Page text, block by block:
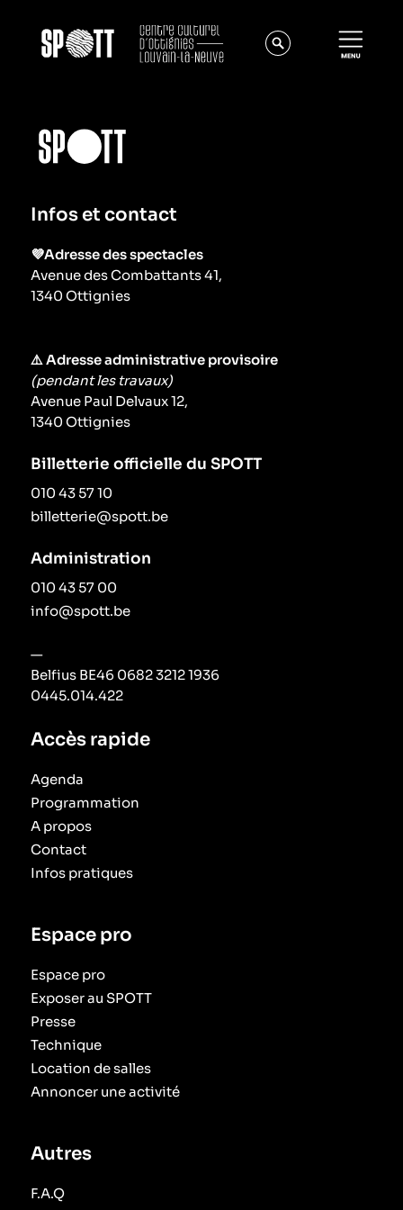
Actualités
À propos
Instances
Offres d'emploi
Le périodique
Infos pratiques
Contact
Accès rapide
Agenda
Programmation
A propos
Contact
Infos pratiques
Espace pro
Espace pro
Exposer au SPOTT
Presse
Technique
Location de salles
Annoncer une activité
Autres
F.A.Q
Infos et contact
💜Adresse des spectacles
Avenue des Combattants 41,
1340 Ottignies
⚠️ Adresse administrative provisoire
(pendant les travaux)
Avenue Paul Delvaux 12,
1340 Ottignies
Billetterie officielle du SPOTT
010 43 57 10
billetterie@spott.be
Administration
010 43 57 00
info@spott.be
—
Belfius BE46 0682 3212 1936
0445.014.422